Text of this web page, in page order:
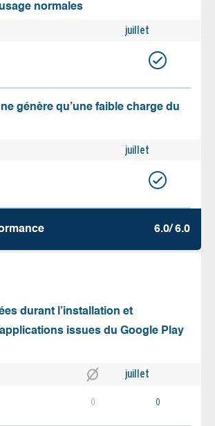
normales
juillet
génère qu’une faible charge du
juillet
6.0/ 6.0
durant l’installation et
issues du Google Play
juillet
0 0